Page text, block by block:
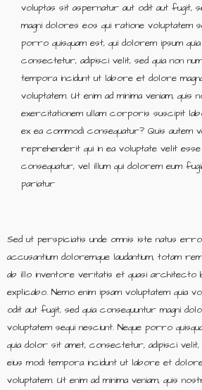
voluptas sit aspernatur aut odit aut fugit,
magni dolores eos qui ratione voluptatem
porro quisquam est, qui dolorem ipsum
consectetur, adipisci velit, sed quia non
tempora incidunt ut labore et dolore
voluptatem. Ut enim ad minima veniam, quis
exercitationem ullam corporis suscipit
ex ea commodi consequatur? Quis autem
reprehenderit qui in ea voluptate velit esse
consequatur, vel illum qui dolorem eum
pariatur
Sed ut perspiciatis unde omnis iste natus
accusantium doloremque laudantium, totam
ab illo inventore veritatis et quasi architecto
explicabo. Nemo enim ipsam voluptatem quia
odit aut fugit, sed quia consequuntur magni
voluptatem sequi nesciunt. Neque porro
quia dolor sit amet, consectetur, adipisci velit,
eius modi tempora incidunt ut labore et dolore
voluptatem. Ut enim ad minima veniam, quis